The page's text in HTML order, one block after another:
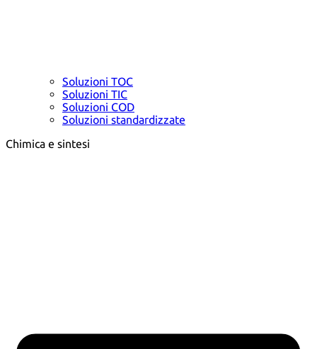
Soluzioni TOC
Soluzioni TIC
Soluzioni COD
Soluzioni standardizzate
Chimica e sintesi